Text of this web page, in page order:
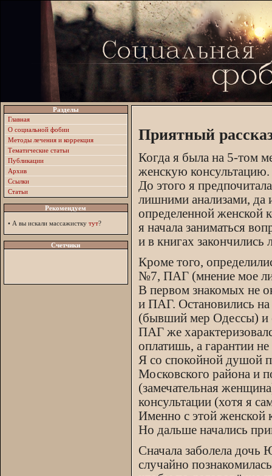
Разделы
Главная
О социальной фобии
Методы лечения и коррекция
Тематические статьи
Публикации
Архив
Ссылки
Статьи
Рекомендуем
• А вы искали массажистку тут?
Счетчики
Приятный
Когда я была на 5-том
женскую консультацию.
До этого я
лишними анализами, да
определенной женской
я начала заниматься
и в книгах
Кроме того,
№7, ПАГ (мнение мое
В первом знакомых не
и ПАГ. Остановились
(бывший мер Одессы) и
ПАГ же
оплатишь, а гарантии
Я со спокойной душой
Московского района и
(замечательная
консультации (хотя я
Именно с этой женской
Но дальше начались
Сначала заболела
случайно